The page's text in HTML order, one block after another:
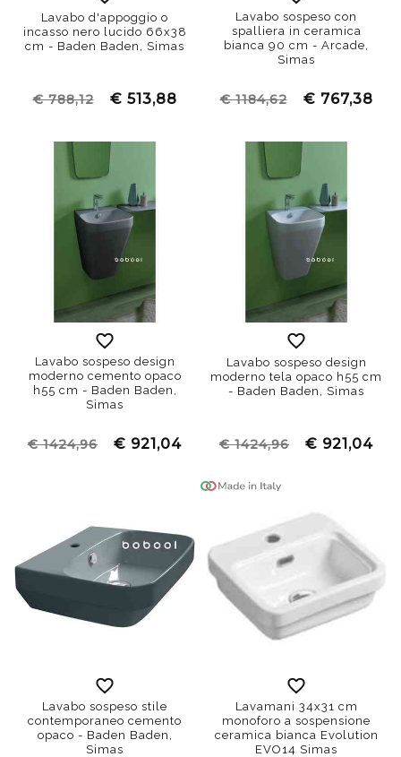
Lavabo d'appoggio o
incasso nero lucido 66x38
cm - Baden Baden, Simas
€ 788,12 € 513,88
Lavabo sospeso con
spalliera in ceramica
bianca 90 cm - Arcade,
Simas
€ 1184,62 € 767,38
Lavabo sospeso design
moderno cemento opaco
h55 cm - Baden Baden,
Simas
€ 1424,96 € 921,04
Lavabo sospeso design
moderno tela opaco h55 cm
- Baden Baden, Simas
€ 1424,96 € 921,04
Lavabo sospeso stile
contemporaneo cemento
opaco - Baden Baden,
Simas
Lavamani 34x31 cm
monoforo a sospensione
ceramica bianca Evolution
EVO14 Simas